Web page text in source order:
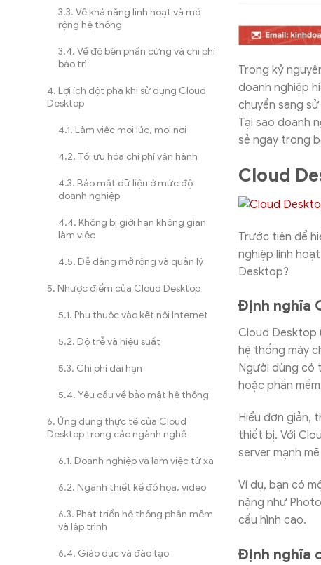
Về khả năng linh hoạt và mở
rộng hệ thống
Về độ bền phần cứng và chi phí
bảo trì
Lợi ích đột phá khi sử dụng Cloud
Desktop
Làm việc mọi lúc, mọi nơi
Tối ưu hóa chi phí vận hành
Bảo mật dữ liệu ở mức độ
doanh nghiệp
Không bị giới hạn không gian
làm việc
Dễ dàng mở rộng và quản lý
Nhược điểm của Cloud Desktop
Phụ thuộc vào kết nối Internet
Độ trễ và hiệu suất
Chi phí dài hạn
Yêu cầu về bảo mật hệ thống
Ứng dụng thực tế của Cloud
Desktop trong các ngành nghề
Doanh nghiệp và làm việc từ xa
Ngành thiết kế đồ họa, video
Phát triển hệ thống phần mềm
và lập trình
Giáo dục và đào tạo
Trong kỷ
doanh nghiệp
chuyển sang
Tại sao doanh
sẻ ngay trong
Cloud
Trước tiên để
nghiệp linh
Desktop?
Định nghĩa
Cloud Desktop
hệ thống máy
Người dùng có
hoặc phần
Hiểu đơn giản,
thiết bị. Với
server mạnh
Ví dụ, bạn có
nặng như
cấu hình cao.
Định nghĩa